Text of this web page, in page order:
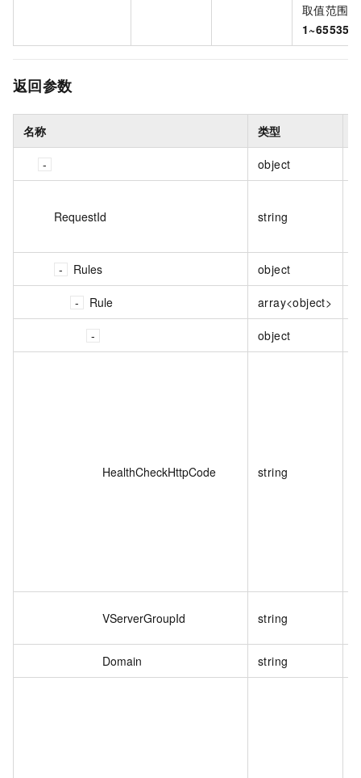
取值范围：
1~65535
返回参数
名称 类型
object
RequestId string
Rules object
Rule array<object>
object
HealthCheckHttpCode string
VServerGroupId string
Domain string